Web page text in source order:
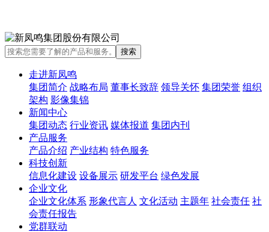
走进新凤鸣
集团简介 战略布局 董事长致辞 领导关怀 集团荣誉 组织
架构 影像集锦
新闻中心
集团动态 行业资讯 媒体报道 集团内刊
产品服务
产品介绍 产业结构 特色服务
科技创新
信息化建设 设备展示 研发平台 绿色发展
企业文化
企业文化体系 形象代言人 文化活动 主题年 社会责任 社
会责任报告
党群联动